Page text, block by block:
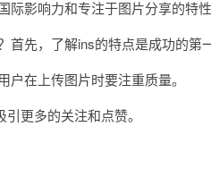
影响力和专注于图片分享的特性
先，了解ins的特点是成功的第一
在上传图片时要注重质量。
更多的关注和点赞。